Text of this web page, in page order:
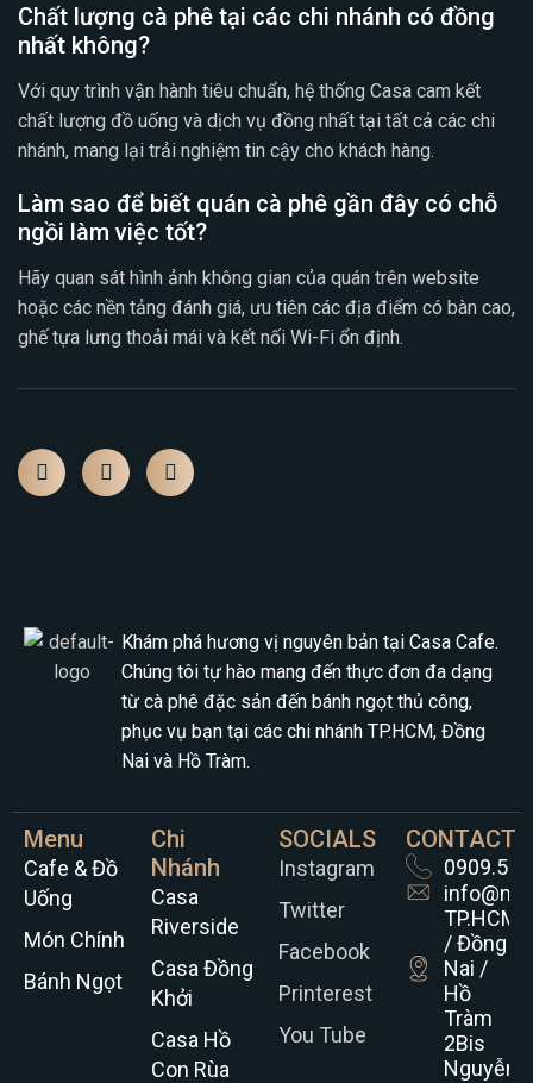
Chất lượng cà phê tại các chi nhánh có đồng
nhất không?
Với quy trình vận hành tiêu chuẩn, hệ thống Casa cam kết
chất lượng đồ uống và dịch vụ đồng nhất tại tất cả các chi
nhánh, mang lại trải nghiệm tin cậy cho khách hàng.
Làm sao để biết quán cà phê gần đây có chỗ
ngồi làm việc tốt?
Hãy quan sát hình ảnh không gian của quán trên website
hoặc các nền tảng đánh giá, ưu tiên các địa điểm có bàn cao,
ghế tựa lưng thoải mái và kết nối Wi-Fi ổn định.
Khám phá hương vị nguyên bản tại Casa Cafe.
Chúng tôi tự hào mang đến thực đơn đa dạng
từ cà phê đặc sản đến bánh ngọt thủ công,
phục vụ bạn tại các chi nhánh TP.HCM, Đồng
Nai và Hồ Tràm.
Menu
Cafe & Đồ
Uống
Món Chính
Bánh Ngọt
Chi
Nhánh
Casa
Riverside
Casa Đồng
Khởi
Casa Hồ
Con Rùa
SOCIALS
Instagram
Twitter
Facebook
Printerest
You Tube
CONTACT
TP.HCM
/ Đồng
Nai /
Hồ
Tràm
2Bis
Nguyễn